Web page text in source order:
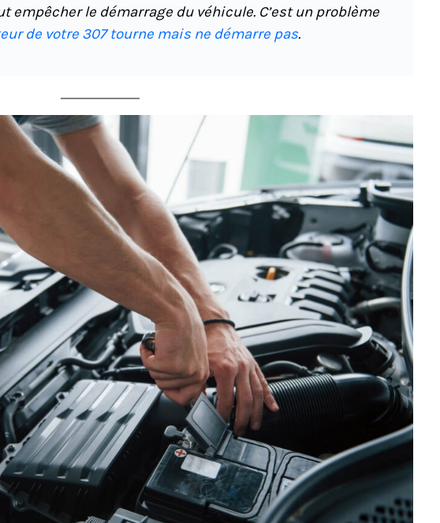
empêcher le démarrage du véhicule. C’est un problème
de votre 307 tourne mais ne démarre pas.